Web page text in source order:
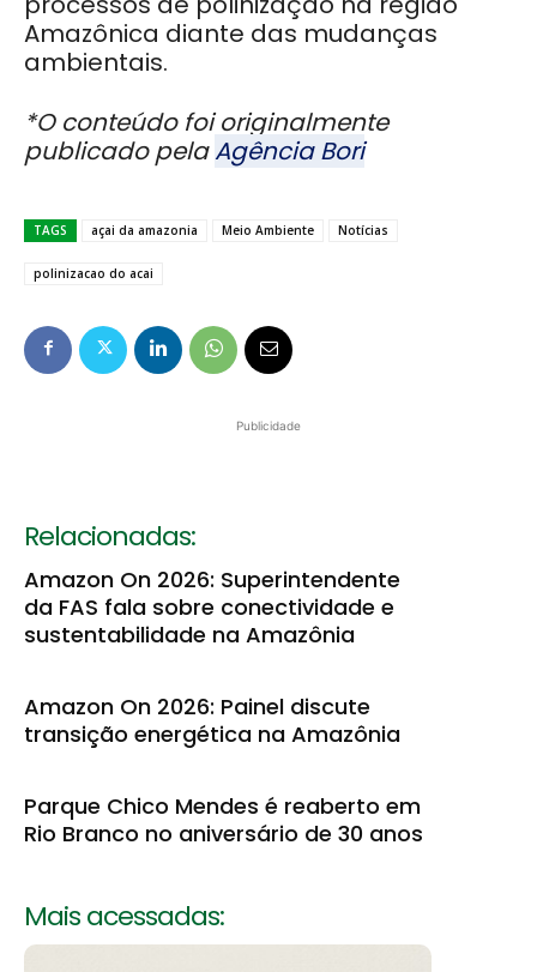
Amazônica diante das mudanças
ambientais.
*O conteúdo foi originalmente
publicado pelaAgência Bori
TAGS açai da amazonia Meio Ambiente Notícias
polinizacao do acai
Publicidade
Relacionadas:
Amazon On 2026: Superintendente
da FAS fala sobre conectividade e
sustentabilidade na Amazônia
Amazon On 2026: Painel discute
transição energética na Amazônia
Parque Chico Mendes é reaberto em
Rio Branco no aniversário de 30 anos
Mais acessadas: